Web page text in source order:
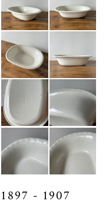
- 1907